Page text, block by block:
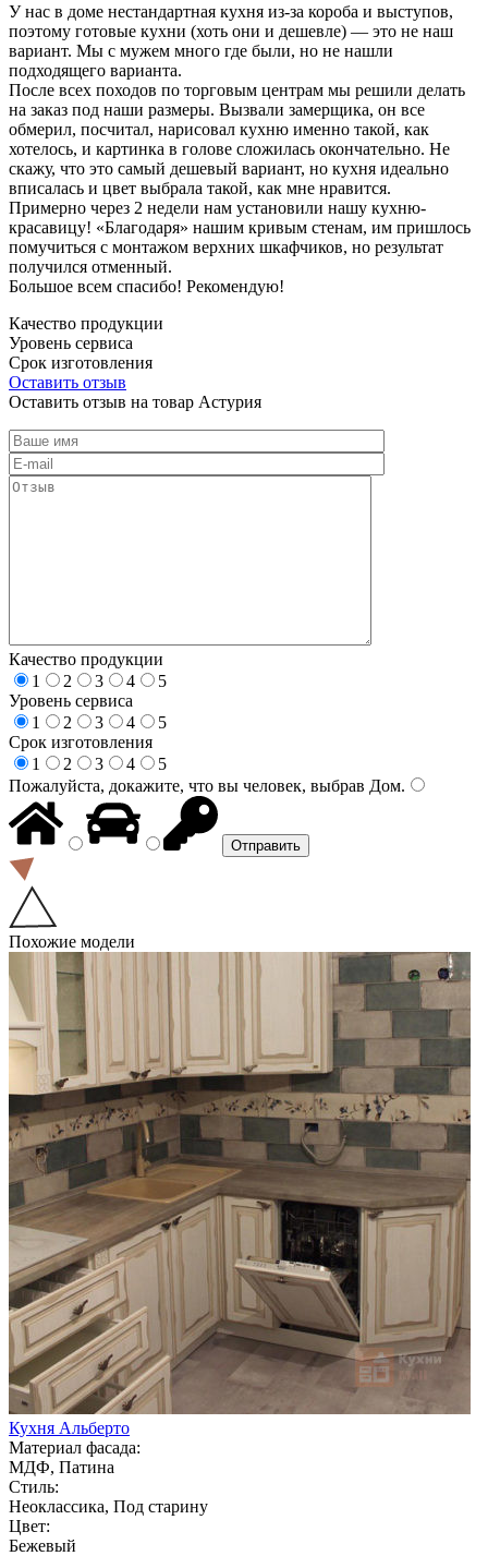
У нас в доме нестандартная кухня из-за короба и выступов,
поэтому готовые кухни (хоть они и дешевле) — это не наш
вариант. Мы с мужем много где были, но не нашли
подходящего варианта.
После всех походов по торговым центрам мы решили делать
на заказ под наши размеры. Вызвали замерщика, он все
обмерил, посчитал, нарисовал кухню именно такой, как
хотелось, и картинка в голове сложилась окончательно. Не
скажу, что это самый дешевый вариант, но кухня идеально
вписалась и цвет выбрала такой, как мне нравится.
Примерно через 2 недели нам установили нашу кухню-
красавицу! «Благодаря» нашим кривым стенам, им пришлось
помучиться с монтажом верхних шкафчиков, но результат
получился отменный.
Большое всем спасибо! Рекомендую!
Качество продукции
Уровень сервиса
Срок изготовления
Оставить отзыв
Оставить отзыв на товар Астурия
Качество продукции
1
2 3 4
5
Уровень сервиса
1
2 3 4
5
Срок изготовления
1
2 3 4
5
Пожалуйста, докажите, что вы человек, выбрав Дом.
Похожие модели
Кухня Альберто
Материал фасада:
МДФ, Патина
Стиль:
Неоклассика, Под старину
Цвет:
Бежевый